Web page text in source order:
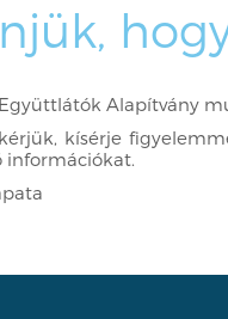
Együttlátók Alapítvány
kísérje